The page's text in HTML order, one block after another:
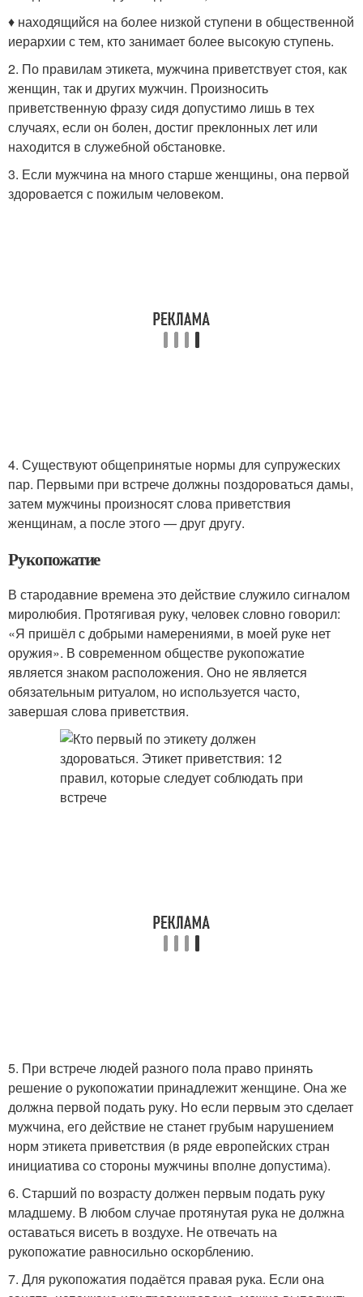
♦ находящийся на более низкой ступени в общественной
иерархии с тем, кто занимает более высокую ступень.
2. По правилам этикета, мужчина приветствует стоя, как
женщин, так и других мужчин. Произносить
приветственную фразу сидя допустимо лишь в тех
случаях, если он болен, достиг преклонных лет или
находится в служебной обстановке.
3. Если мужчина на много старше женщины, она первой
здоровается с пожилым человеком.
4. Существуют общепринятые нормы для супружеских
пар. Первыми при встрече должны поздороваться дамы,
затем мужчины произносят слова приветствия
женщинам, а после этого — друг другу.
Рукопожатие
В стародавние времена это действие служило сигналом
миролюбия. Протягивая руку, человек словно говорил:
«Я пришёл с добрыми намерениями, в моей руке нет
оружия». В современном обществе рукопожатие
является знаком расположения. Оно не является
обязательным ритуалом, но используется часто,
завершая слова приветствия.
5. При встрече людей разного пола право принять
решение о рукопожатии принадлежит женщине. Она же
должна первой подать руку. Но если первым это сделает
мужчина, его действие не станет грубым нарушением
норм этикета приветствия (в ряде европейских стран
инициатива со стороны мужчины вполне допустима).
6. Старший по возрасту должен первым подать руку
младшему. В любом случае протянутая рука не должна
оставаться висеть в воздухе. Не отвечать на
рукопожатие равносильно оскорблению.
7. Для рукопожатия подаётся правая рука. Если она